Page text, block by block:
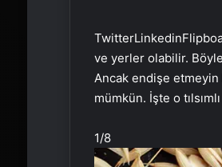
TwitterLinkedin
ve yerler olabilir.
Ancak endişe
mümkün. İşte o
1/8